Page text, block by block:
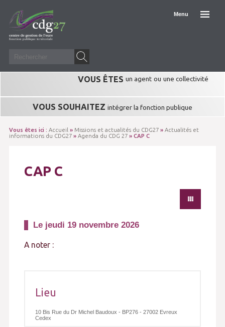
Menu
VOUS ÊTES un agent ou une collectivité
VOUS SOUHAITEZ intégrer la fonction publique
Vous êtes ici : Accueil » Missions et actualités du CDG27» Actualités et
informations du CDG27» Agenda du CDG 27» CAP C
CAP C
Le jeudi 19 novembre 2026
A noter :
Lieu
10 Bis Rue du Dr Michel Baudoux - BP276 - 27002 Evreux
Cedex